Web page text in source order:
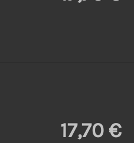
17,70 €